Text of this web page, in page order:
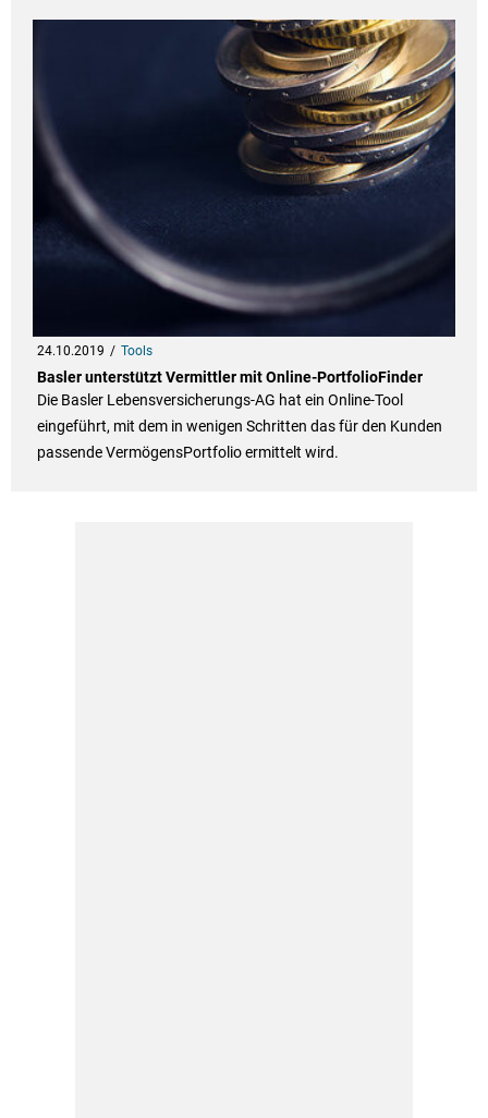
24.10.2019 Tools
Basler unterstützt Vermittler mit Online-PortfolioFinder
Die Basler Lebensversicherungs-AG hat ein Online-Tool
eingeführt, mit dem in wenigen Schritten das für den Kunden
passende VermögensPortfolio ermittelt wird.